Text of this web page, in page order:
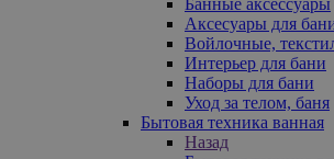
Аксесуары для
Войлочные,
Интерьер для бани
Наборы для бани
Уход за телом, баня
Бытовая техника ванная
Назад